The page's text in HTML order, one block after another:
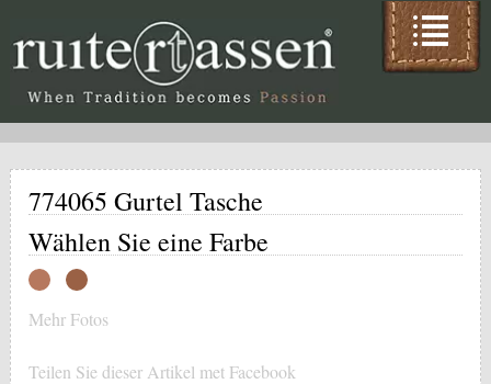
774065 Gurtel Tasche
Wählen Sie eine Farbe
Mehr Fotos
Teilen Sie dieser Artikel met Facebook